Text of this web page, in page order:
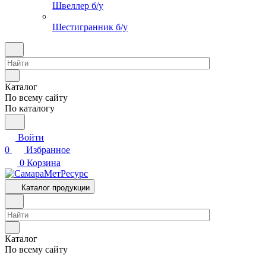
Швеллер б/у
Шестигранник б/у
Каталог
По всему сайту
По каталогу
Войти
0
Избранное
0 Корзина
Каталог продукции
Каталог
По всему сайту